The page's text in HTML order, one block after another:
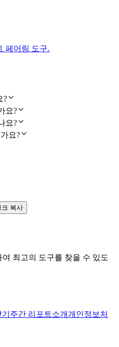
페어링 도구.
?
요?
요?
요?
크 복사
최고의 도구를 찾을 수 있도
주간 리포트소개개인정보처